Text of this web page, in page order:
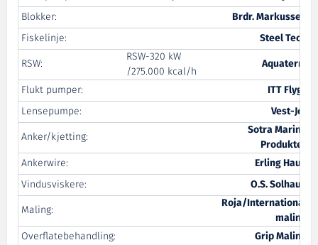
Blokker:
Brdr. Markussen
Fiskelinje:
Steel Tech
RSW:
RSW-320 kW
/275.000 kcal/h
Aquaterm
Flukt pumper:
ITT Flygt
Lensepumpe:
Vest-Jet
Anker/kjetting:
Sotra Marine
Produkter
Ankerwire:
Erling Haug
Vindusviskere:
O.S. Solhaug
Maling:
Roja/International
maling
Overflatebehandling:
Grip Maling